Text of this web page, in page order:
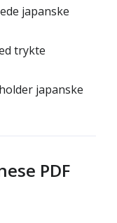
japanske
trykte
japanske
PDF